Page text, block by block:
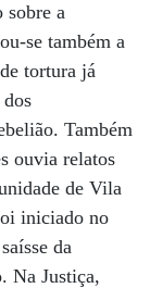
sobre a
se também a
tortura já
Também
ouvia relatos
de Vila
iniciado no
da
Na Justiça,